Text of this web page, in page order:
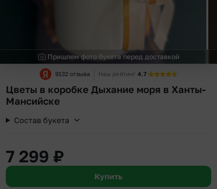
Пришлем фото букета перед доставкой
9132 отзыва Наш рейтинг 4.7
Цветы в коробке Дыхание моря в Ханты-
Мансийске
Состав букета
7 299 ₽
Купить